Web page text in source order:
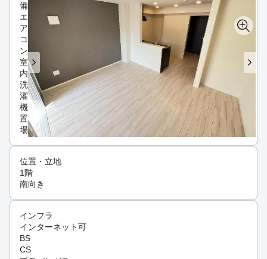
備
エ
ア
コ
ン
室
内
洗
濯
機
置
場
位置・立地
1階
南向き
インフラ
インターネット可
BS
CS